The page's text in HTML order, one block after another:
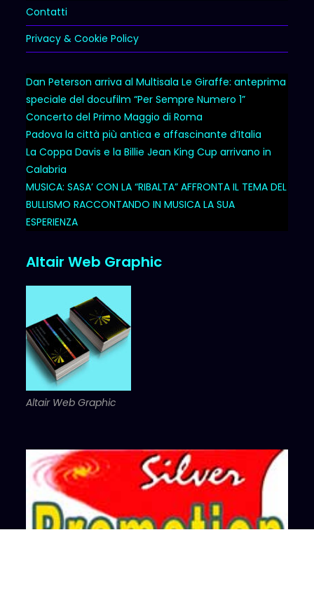
Contatti
Privacy & Cookie Policy
Dan Peterson arriva al Multisala Le Giraffe: anteprima
speciale del docufilm “Per Sempre Numero 1”
Concerto del Primo Maggio di Roma
Padova la città più antica e affascinante d’Italia
La Coppa Davis e la Billie Jean King Cup arrivano in
Calabria
MUSICA: SASA’ CON LA “RIBALTA” AFFRONTA IL TEMA DEL
BULLISMO RACCONTANDO IN MUSICA LA SUA
ESPERIENZA
Altair Web Graphic
Altair Web Graphic